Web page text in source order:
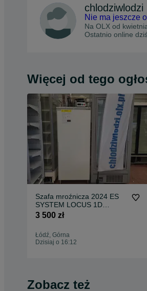
chlodziwlodzi
Nie ma jeszcze
Na OLX od
Ostatnio online
Więcej od tego
Szafa mroźnicza 2024 ES
SYSTEM LOCUS 1D
Zamrażarka zapleczowa
3 500 zł
Łódź, Górna
Dzisiaj o 16:12
Zobacz też